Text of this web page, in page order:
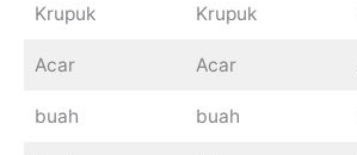
Krupuk Krupuk
Acar Acar
buah buah